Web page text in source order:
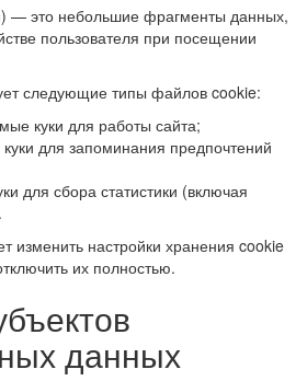
— это небольшие фрагменты данных,
пользователя при посещении
следующие типы файлов cookie:
куки для работы сайта;
для запоминания предпочтений
для сбора статистики (включая
изменить настройки хранения cookie
их полностью.
данных